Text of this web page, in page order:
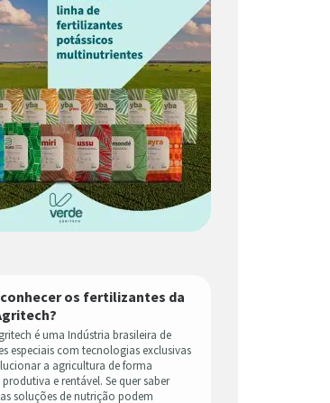
conhecer os fertilizantes da
é uma Indústria brasileira de
especiais com tecnologias exclusivas
a agricultura de forma
e rentável. Se quer saber
soluções de nutrição podem